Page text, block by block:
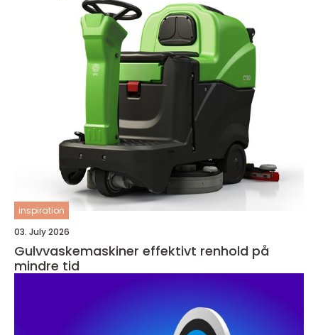
inspiration
03. July 2026
Gulvvaskemaskiner effektivt renhold på
mindre tid